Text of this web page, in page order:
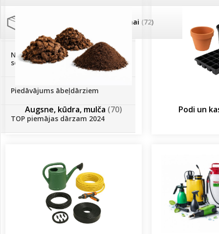
Palīglīdzekļi augu audzēšanai (72)
Klientu Diena
Novatec - izcils mēslošanai arī
sezonas otrajā pusē!
Piedāvājums ābeļdārziem
TOP piemājas dārzam 2024
Augsne, kūdra, mulča (70) Podi un